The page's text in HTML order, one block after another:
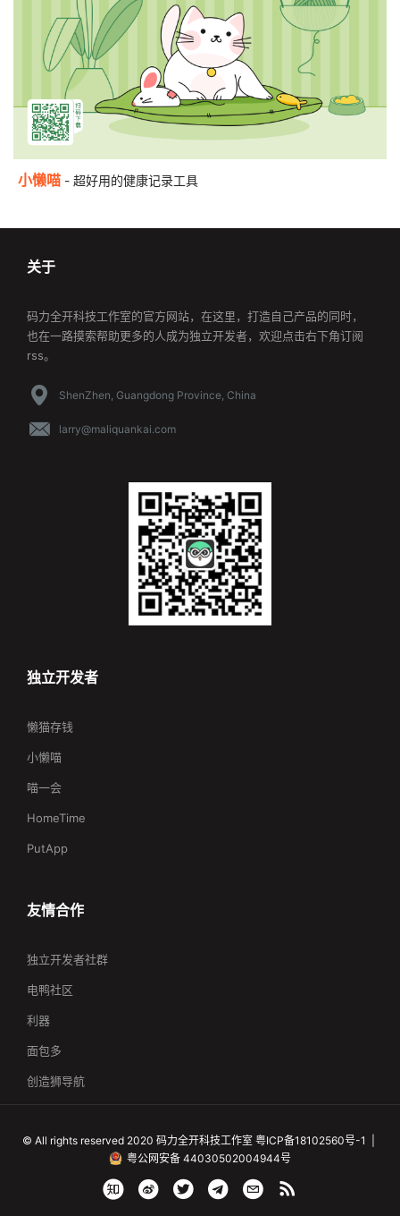
小懒喵 - 超好用的健康记录工具
关于
码力全开科技工作室的官方网站，在这里，打造自己产品的同时，
也在一路摸索帮助更多的人成为独立开发者，欢迎点击右下角订阅
rss。
ShenZhen, Guangdong Province, China
larry@maliquankai.com
独立开发者
懒猫存钱
小懒喵
喵一会
HomeTime
PutApp
友情合作
独立开发者社群
电鸭社区
利器
面包多
创造狮导航
© All rights reserved 2020 码力全开科技工作室 粤ICP备18102560号-1 |
粤公网安备 44030502004944号